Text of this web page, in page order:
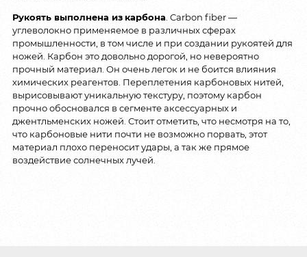
Рукоять выполнена из карбона . Carbon fiber —
углеволокно применяемое в различных сферах
промышленности, в том числе и при создании рукоятей для
ножей. Карбон это довольно дорогой, но невероятно
прочный материал. Он очень легок и не боится влияния
химических реагентов. Переплетения карбоновых нитей,
вырисовывают уникальную текстуру, поэтому карбон
прочно обосновался в сегменте аксессуарных и
джентльменских ножей. Стоит отметить, что несмотря на то,
что карбоновые нити почти не возможно порвать, этот
материал плохо переносит удары, а так же прямое
воздействие солнечных лучей.